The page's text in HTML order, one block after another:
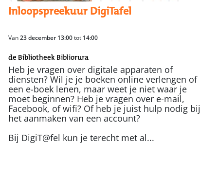
Inloopspreekuur DigiTafel
Van23 december 13:00tot 14:00
de Bibliotheek Bibliorura
Heb je vragen over digitale apparaten of
diensten? Wil je je boeken online verlengen of
een e-boek lenen, maar weet je niet waar je
moet beginnen? Heb je vragen over e-mail,
Facebook, of wifi? Of heb je juist hulp nodig bij
het aanmaken van een account?
Bij DigiT@fel kun je terecht met al...